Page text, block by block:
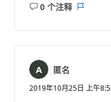
0 个注释
无
匿名
2019年10月25日 上午